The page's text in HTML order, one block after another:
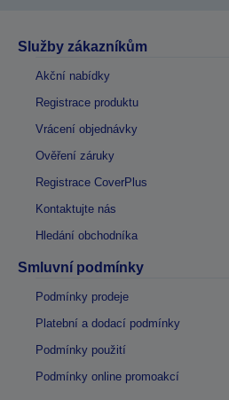
Služby zákazníkům
Akční nabídky
Registrace produktu
Vrácení objednávky
Ověření záruky
Registrace CoverPlus
Kontaktujte nás
Hledání obchodníka
Smluvní podmínky
Podmínky prodeje
Platební a dodací podmínky
Podmínky použití
Podmínky online promoakcí